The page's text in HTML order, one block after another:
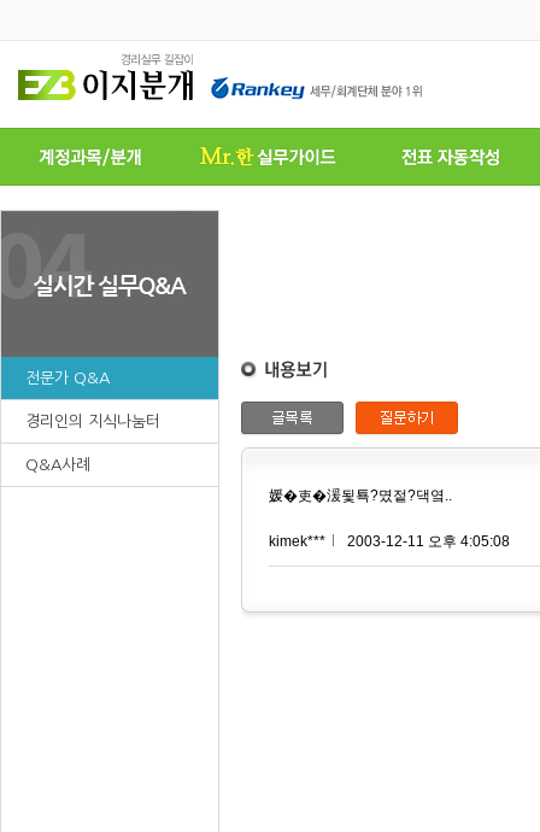
전문가 Q&A
경리인의 지식나눔터
Q&A사례
媛�吏�湲됯툑?몄젙?댁옄..
kimek*** 2003-12-11 오후 4:05:08